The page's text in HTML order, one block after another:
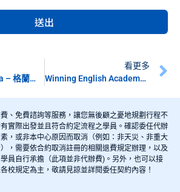
送出
Enforex Granada – 格蘭達語言學校 – 西班牙遊學
看更多
Winning English Academy- 宿霧語言學校 -菲律賓遊學
、免費諮詢等服務，讓您無後顧之憂地規劃行程不
實際出發並且符合約定流程之學員。確認委任代辦
，或非本中心原因而取消（例如：非天災、非重大
，需要依合約取消註冊的相關退費規定辦理，以及
員自行承擔（此項並非代辦費)。另外，也可以接
校規定為主，敬請見諒並詳閱委任契約內容！